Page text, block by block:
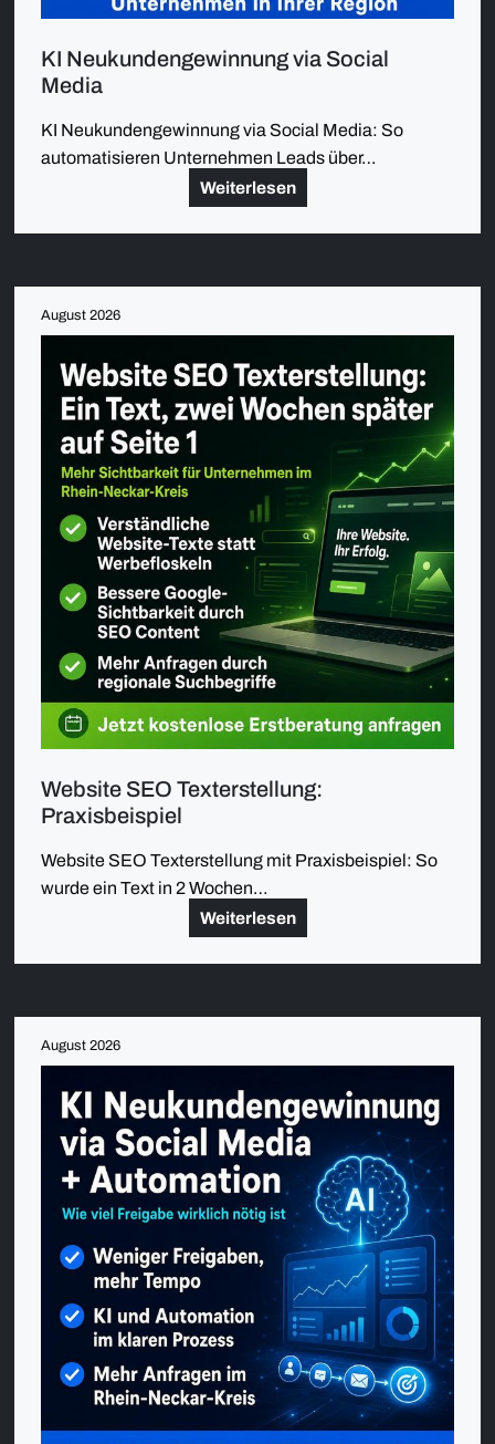
KI Neukundengewinnung via Social
Media
KI Neukundengewinnung via Social Media: So
automatisieren Unternehmen Leads über…
Weiterlesen
August 2026
Website SEO Texterstellung:
Praxisbeispiel
Website SEO Texterstellung mit Praxisbeispiel: So
wurde ein Text in 2 Wochen…
Weiterlesen
August 2026